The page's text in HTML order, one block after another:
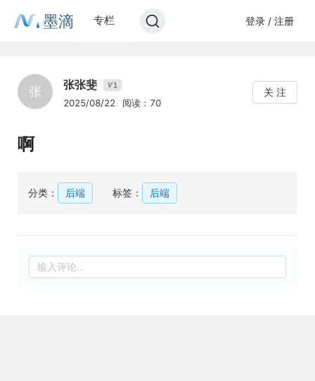
墨滴 专栏 登录 / 注册
张 张张斐 V1
2025/08/22 阅读：70
关 注
啊
分类： 后端 标签： 后端